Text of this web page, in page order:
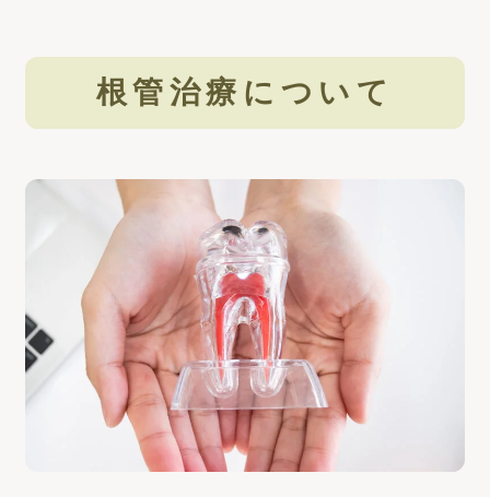
根管治療について